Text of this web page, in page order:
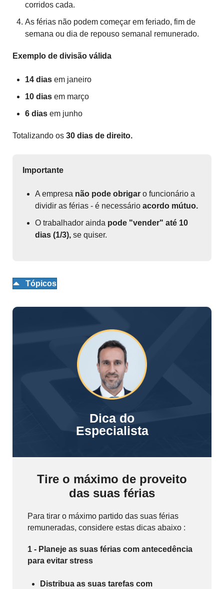
corridos cada.
As férias não podem começar em feriado, fim de
semana ou dia de repouso semanal remunerado.
Exemplo de divisão válida
14 dias em janeiro
10 dias em março
6 dias em junho
Totalizando os 30 dias de direito.
Importante
A empresa não pode obrigar o funcionário a
dividir as férias - é necessário acordo mútuo.
O trabalhador ainda pode "vender" até 10
dias (1/3), se quiser.
Tópicos
Dica do
Especialista
Tire o máximo de proveito
das suas férias
Para tirar o máximo partido das suas férias
remuneradas, considere estas dicas abaixo :
1 - Planeje as suas férias com antecedência
para evitar stress
Distribua as suas tarefas com